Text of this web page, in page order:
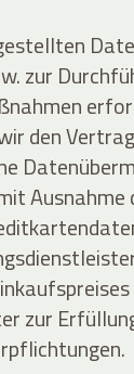
zur
den
Ausnahme
zur